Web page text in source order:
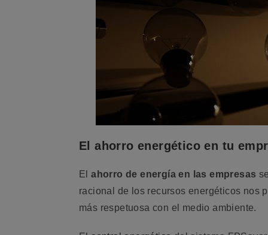
El ahorro energético en tu
Elahorro de energía en las empresas
racional de los recursos energéticos nos
más respetuosa con el medio ambiente.